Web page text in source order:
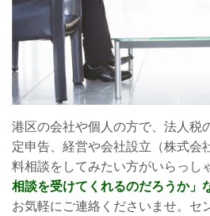
港区の会社や個人の方で、法人税
定申告、経営や会社設立（株式会
料相談をしてみたい方がいらっし
相談を受けてくれるのだろうか」
お気軽にご連絡くださいませ。セ